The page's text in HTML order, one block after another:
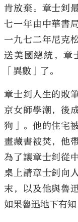
肯放棄。章士釗
七一年由中華書
一九七二年尼克
送美國總統，章
「異數」了。
章士釗人生的敗
京女師學潮，後
狗」。他的住宅
畫藏書被焚，他
為了讓章士釗從
桌上請章士釗向
末，以及他與魯
如果魯迅地下有知